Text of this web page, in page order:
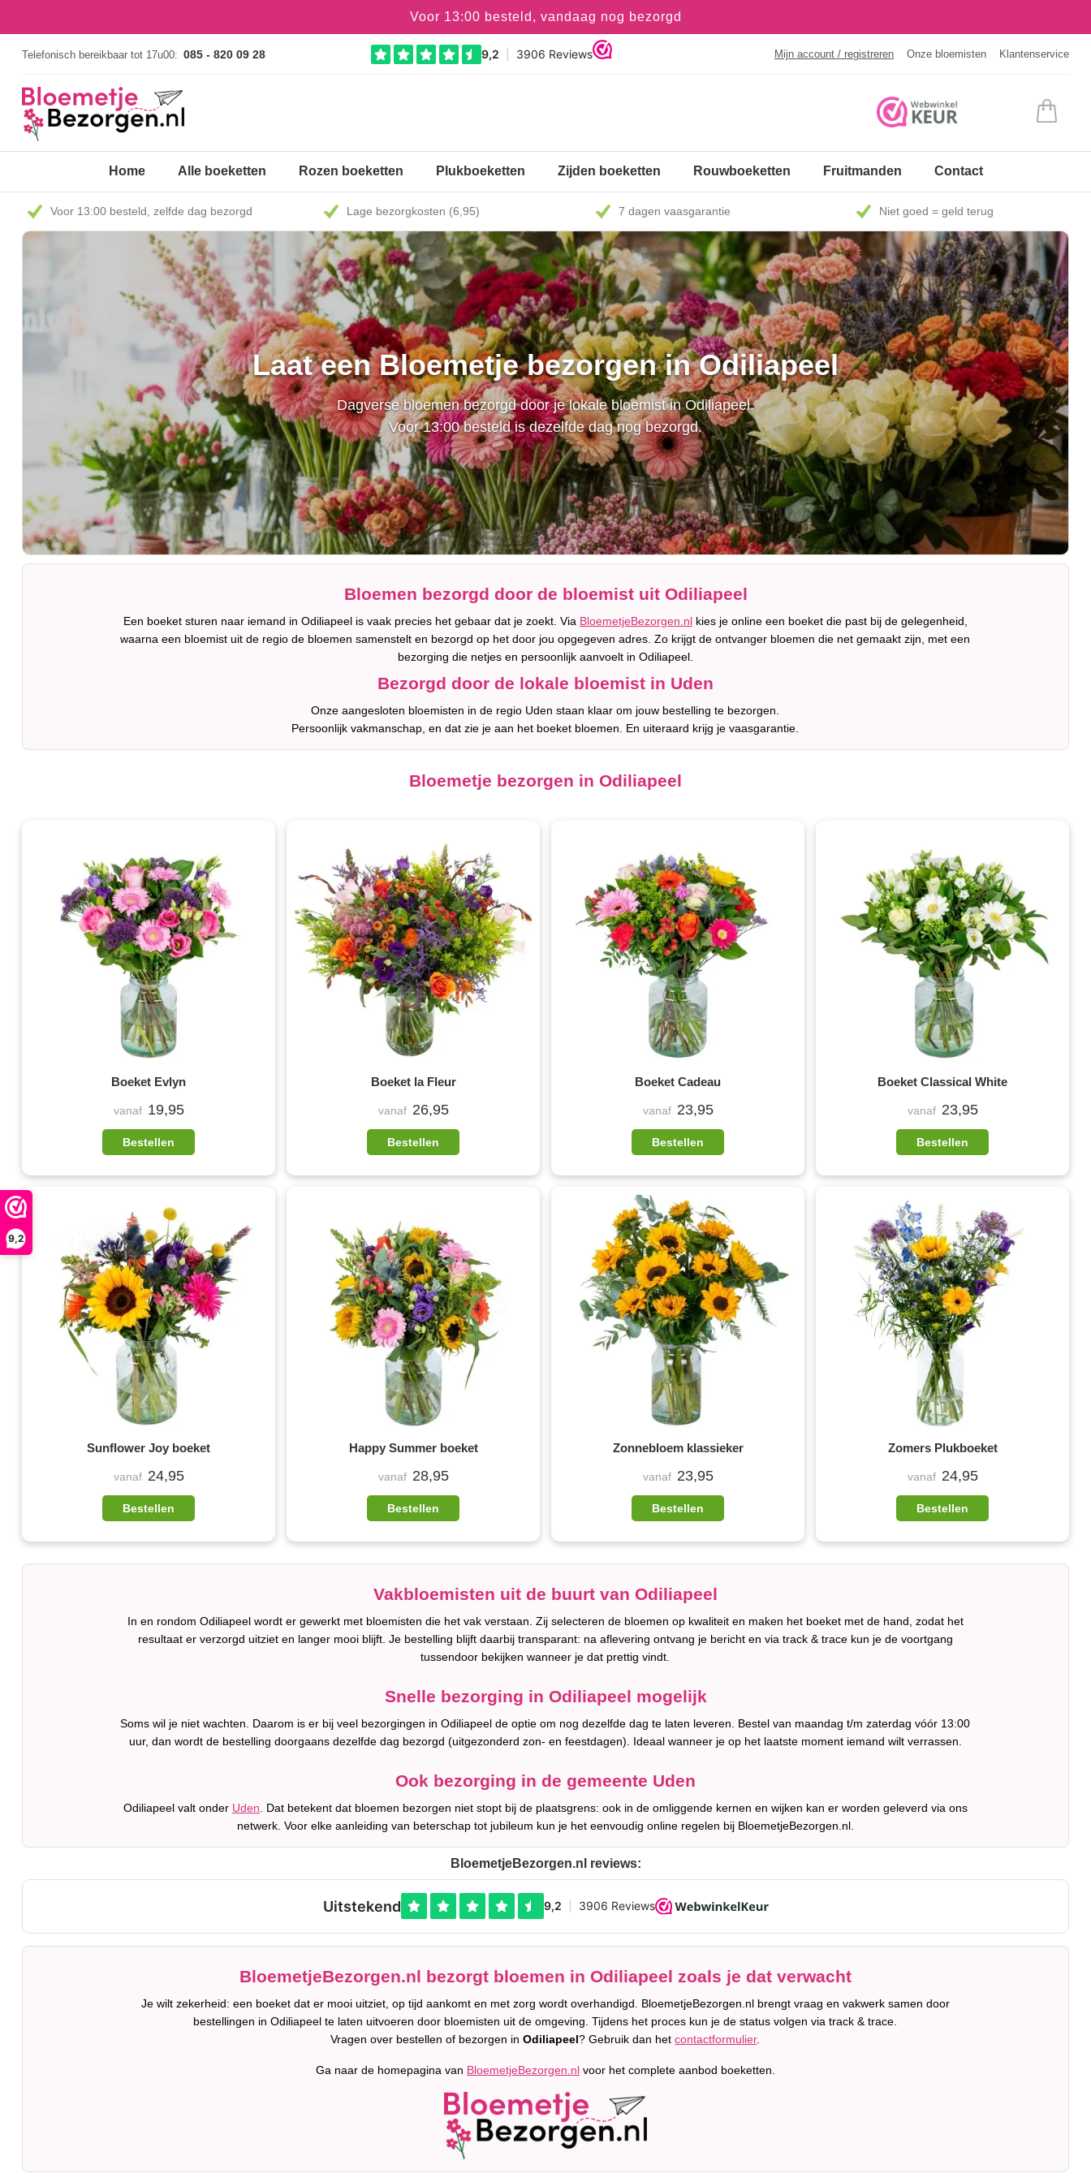
9,2
Voor 13:00 besteld, vandaag nog bezorgd
Telefonisch bereikbaar tot 17u00: 085 - 820 09 28 Mijn account / registreren Onze bloemisten Klantenservice
Home Alle boeketten Rozen boeketten Plukboeketten Zijden boeketten Rouwboeketten Fruitmanden Contact
Voor 13:00 besteld, zelfde dag bezorgd Lage bezorgkosten (6,95) 7 dagen vaasgarantie Niet goed = geld terug
Laat een Bloemetje bezorgen in Odiliapeel
Dagverse bloemen bezorgd door je lokale bloemist in Odiliapeel.
Voor 13:00 besteld is dezelfde dag nog bezorgd.
Bloemen bezorgd door de bloemist uit Odiliapeel
Een boeket sturen naar iemand in Odiliapeel is vaak precies het gebaar dat je zoekt. Via BloemetjeBezorgen.nlkies je online een boeket die past bij de gelegenheid,
waarna een bloemist uit de regio de bloemen samenstelt en bezorgd op het door jou opgegeven adres. Zo krijgt de ontvanger bloemen die net gemaakt zijn, met een
bezorging die netjes en persoonlijk aanvoelt in Odiliapeel.
Bezorgd door de lokale bloemist in Uden
Onze aangesloten bloemisten in de regio Uden staan klaar om jouw bestelling te bezorgen.
Persoonlijk vakmanschap, en dat zie je aan het boeket bloemen. En uiteraard krijg je vaasgarantie.
Bloemetje bezorgen in Odiliapeel
Boeket Evlyn
vanaf 19,95
Bestellen
Boeket la Fleur
vanaf 26,95
Bestellen
Boeket Cadeau
vanaf 23,95
Bestellen
Boeket Classical White
vanaf 23,95
Bestellen
Sunflower Joy boeket
vanaf 24,95
Bestellen
Happy Summer boeket
vanaf 28,95
Bestellen
Zonnebloem klassieker
vanaf 23,95
Bestellen
Zomers Plukboeket
vanaf 24,95
Bestellen
Vakbloemisten uit de buurt van Odiliapeel
In en rondom Odiliapeel wordt er gewerkt met bloemisten die het vak verstaan. Zij selecteren de bloemen op kwaliteit en maken het boeket met de hand, zodat het
resultaat er verzorgd uitziet en langer mooi blijft. Je bestelling blijft daarbij transparant: na aflevering ontvang je bericht en via track & trace kun je de voortgang
tussendoor bekijken wanneer je dat prettig vindt.
Snelle bezorging in Odiliapeel mogelijk
Soms wil je niet wachten. Daarom is er bij veel bezorgingen in Odiliapeel de optie om nog dezelfde dag te laten leveren. Bestel van maandag t/m zaterdag vóór 13:00
uur, dan wordt de bestelling doorgaans dezelfde dag bezorgd (uitgezonderd zon- en feestdagen). Ideaal wanneer je op het laatste moment iemand wilt verrassen.
Ook bezorging in de gemeente Uden
Odiliapeel valt onder Uden . Dat betekent dat bloemen bezorgen niet stopt bij de plaatsgrens: ook in de omliggende kernen en wijken kan er worden geleverd via ons
netwerk. Voor elke aanleiding van beterschap tot jubileum kun je het eenvoudig online regelen bij BloemetjeBezorgen.nl.
BloemetjeBezorgen.nl reviews:
BloemetjeBezorgen.nl bezorgt bloemen in Odiliapeel zoals je dat verwacht
Je wilt zekerheid: een boeket dat er mooi uitziet, op tijd aankomt en met zorg wordt overhandigd. BloemetjeBezorgen.nl brengt vraag en vakwerk samen door
bestellingen in Odiliapeel te laten uitvoeren door bloemisten uit de omgeving. Tijdens het proces kun je de status volgen via track & trace.
Vragen over bestellen of bezorgen inOdiliapeel? Gebruik dan hetcontactformulier.
Ga naar de homepagina van BloemetjeBezorgen.nlvoor het complete aanbod boeketten.